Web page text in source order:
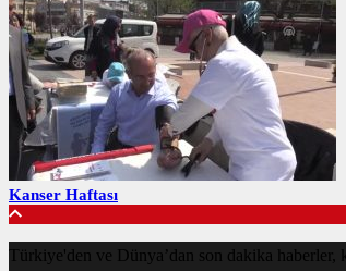
Kanser Haftası
Türkiye'den ve Dünya’dan son dakika